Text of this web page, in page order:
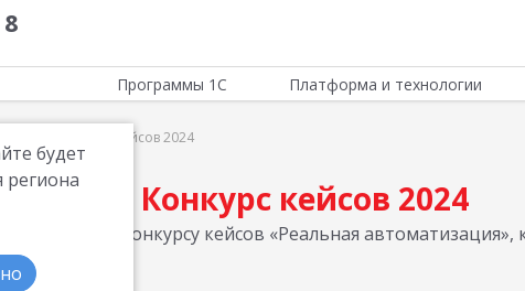
будет
региона
Программы 1С Платформа и технологии
Конкурс кейсов 2024
теме Конкурс кейсов 2024
конкурсу кейсов «Реальная автоматизация»,